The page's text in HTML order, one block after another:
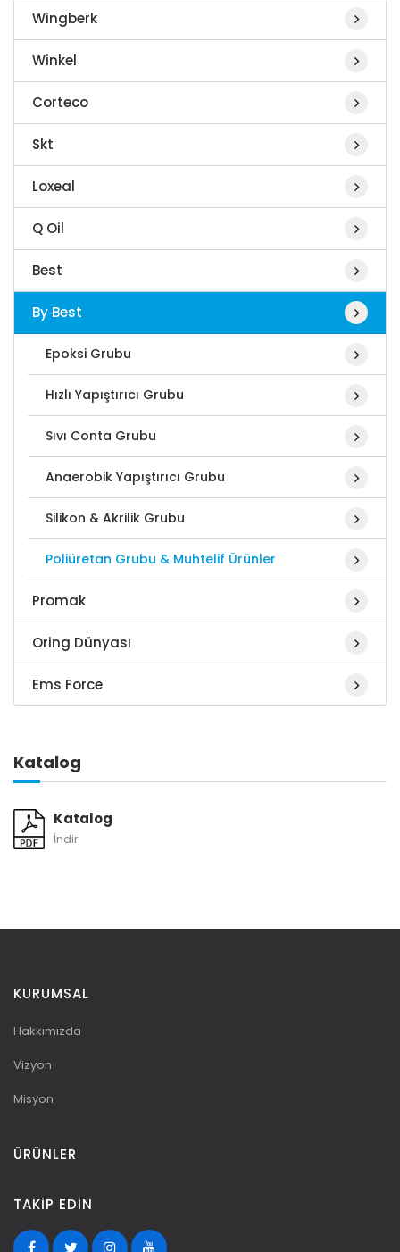
Wingberk
Winkel
Corteco
Skt
Loxeal
Q Oil
Best
By Best
Epoksi Grubu
Hızlı Yapıştırıcı Grubu
Sıvı Conta Grubu
Anaerobik Yapıştırıcı Grubu
Silikon & Akrilik Grubu
Poliüretan Grubu & Muhtelif Ürünler
Promak
Oring Dünyası
Ems Force
Katalog
Katalog
İndir
KURUMSAL
Hakkımızda
Vizyon
Misyon
ÜRÜNLER
TAKIP EDIN